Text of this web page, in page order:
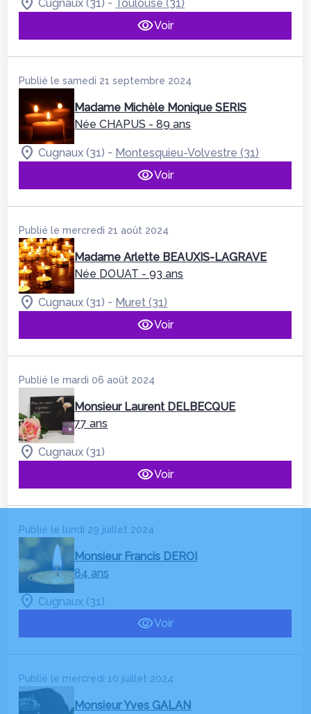
Cugnaux (31)
Toulouse (31)
Voir
Publié le samedi 21 septembre 2024
Madame Michèle Monique SERIS
Née CHAPUS - 89 ans
Cugnaux (31) - Montesquieu-Volvestre (31)
Voir
Publié le mercredi 21 août 2024
Madame Arlette BEAUXIS-LAGRAVE
Née DOUAT - 93 ans
Cugnaux (31) - Muret (31)
Voir
Publié le mardi 06 août 2024
Monsieur Laurent DELBECQUE
77 ans
Cugnaux (31)
Voir
Publié le lundi 29 juillet 2024
Monsieur Francis DEROI
84 ans
Cugnaux (31)
Voir
Publié le mercredi 10 juillet 2024
Monsieur Yves GALAN